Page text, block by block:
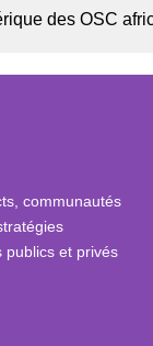
des OSC
communautés
publics et privés